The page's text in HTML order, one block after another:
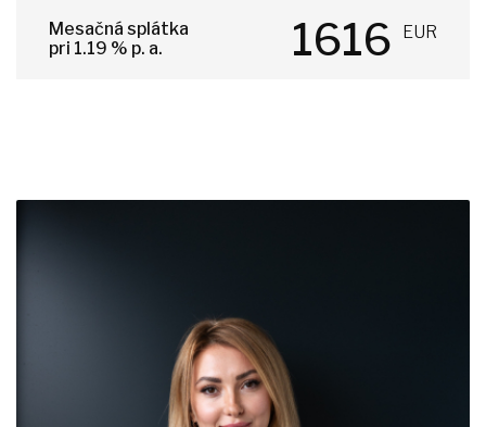
Mesačná splátka
pri 1.19 % p. a. 1616 EUR